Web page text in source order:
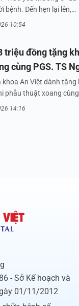
bệnh. Đến hẹn lại lên,…
10:54
triệu đồng tặng
cùng PGS. TS
khoa An Việt dành
phẫu thuật xoang
14:16
- Sở Kế hoạch và
01/11/2012